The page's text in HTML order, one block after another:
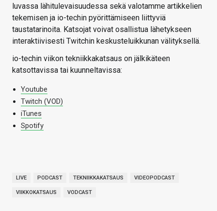
luvassa lähitulevaisuudessa sekä valotamme artikkelien
tekemisen ja io-techin pyörittämiseen liittyviä
taustatarinoita. Katsojat voivat osallistua lähetykseen
interaktiivisesti Twitchin keskusteluikkunan välityksellä.
io-techin viikon tekniikkakatsaus on jälkikäteen
katsottavissa tai kuunneltavissa:
Youtube
Twitch (VOD)
iTunes
Spotify
LIVE PODCAST TEKNIIKKAKATSAUS VIDEOPODCAST
VIIKKOKATSAUS VODCAST